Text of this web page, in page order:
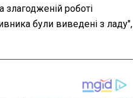
роботі
були виведені з ладу",